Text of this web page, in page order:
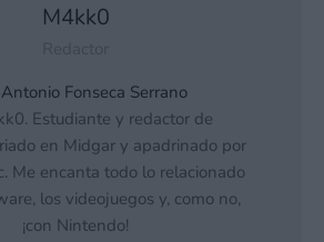
M4kk0
Fonseca Serrano
Estudiante y redactor de
en Midgar y apadrinado por
Me encanta todo lo relacionado
los videojuegos y, como no,
¡con Nintendo!